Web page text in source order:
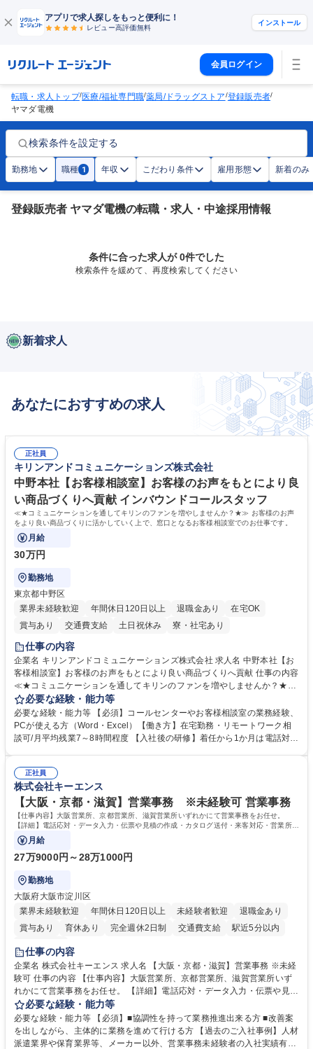
アプリで求人探しをもっと便利に！
レビュー高評価無料
インストール
会員ログイン
転職・求人トップ/医療/福祉専門職/薬局/ドラッグストア/登録販売者/
ヤマダ電機
検索条件を設定する
勤務地 職種 1 年収 こだわり条件 雇用形態 新着のみ
登録販売者 ヤマダ電機の転職・求人・中途採用情報
条件に合った求人が 0件でした
検索条件を緩めて、再度検索してください
新着求人
あなたにおすすめの求人
正社員
キリンアンドコミュニケーションズ株式会社
中野本社【お客様相談室】お客様のお声をもとにより良
い商品づくりへ貢献 インバウンドコールスタッフ
≪★コミュニケーションを通してキリンのファンを増やしませんか？★≫ お客様のお声
をより良い商品づくりに活かしていく上で、窓口となるお客様相談室でのお仕事です。
月給
30万円
勤務地
東京都中野区
業界未経験歓迎
年間休日120日以上 退職金あり
在宅OK
賞与あり
交通費支給 土日祝休み 寮・社宅あり
仕事の内容
企業名 キリンアンドコミュニケーションズ株式会社 求人名 中野本社【お
客様相談室】お客様のお声をもとにより良い商品づくりへ貢献 仕事の内容
≪★コミュニケーションを通してキリンのファンを増やしませんか？★≫
お客様のお声をより良い商品づくりに活かしていく上で、窓口となるお客
様相談室でのお仕事です。 日々お客様からいただくキリングループへのご
意見を、企業活動に活かしています。お客様からの声に迅速かつ誠意をも
って対応、情報提供するとともにグループ内活動に反映しています。 【具
平均100件前後■メール・手紙：同上40件前後 募集職種 中野本社【お客様
相談室】お客様のお声をもとにより良い商品づくりへ貢献
必要な経験・能力等
必要な経験・能力等 【必須】コールセンターやお客様相談室の業務経験、
PCが使える方（Word・Excel）【働き方】在宅勤務・リモートワーク相
談可/月平均残業7～8時間程度 【入社後の研修】着任から1か月は電話対応
すのでご安心ください。 【当社について】キリングループの広報機能を担
う会社として、お客様との出会いを大切にし、磨き上げたホスピタリティ
を込めてコミュニケーションをとりながら広報関連業務を行っておりま
す。 学歴・資格 学歴：大学院 大学 高専 短大 専修学校 高校 語学力： 資
格：
正社員
株式会社キーエンス
【大阪・京都・滋賀】営業事務 ※未経験可 営業事務
【仕事内容】大阪営業所、京都営業所、滋賀営業所いずれかにて営業事務をお任せ。
【詳細】電話応対・データ入力・伝票や見積の作成・カタログ送付・来客対応・営業所内
で発生する事務業務や業務改善をお任せ。
月給
27万9000円～28万1000円
勤務地
大阪府大阪市淀川区
業界未経験歓迎
年間休日120日以上 未経験者歓迎
退職金あり
賞与あり
育休あり 完全週休2日制 交通費支給
駅近5分以内
土日祝休み
仕事の内容
企業名 株式会社キーエンス 求人名 【大阪・京都・滋賀】営業事務 ※未経
験可 仕事の内容 【仕事内容】大阪営業所、京都営業所、滋賀営業所いず
れかにて営業事務をお任せ。 【詳細】電話応対・データ入力・伝票や見積
の作成・カタログ送付・来客対応・営業所内で発生する事務業務や業務改
善をお任せ。 【教育制度】ご入社後、育成担当とペアになりながらOJTに
て業務を覚えていただくことが可能です。業務システムがきちんと構築さ
れているため、スムーズに仕事に慣れることができる環境です。また、
必要な経験・能力等
必要な経験・能力等 【必須】■協調性を持って業務推進出来る方 ■改善案
を出しながら、主体的に業務を進めて行ける方 【過去のご入社事例】人材
派遣業界や保育業界等、メーカー以外、営業事務未経験者の入社実績有